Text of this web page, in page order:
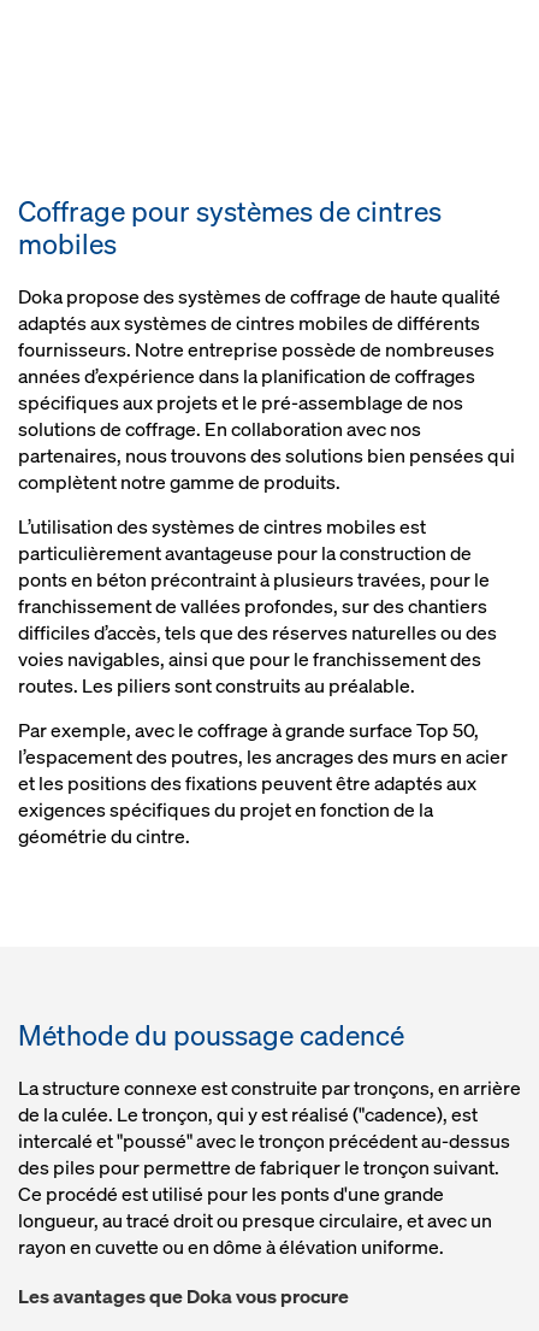
Coffrage pour systèmes de cintres
mobiles
Doka propose des systèmes de coffrage de haute qualité
adaptés aux systèmes de cintres mobiles de différents
fournisseurs. Notre entreprise possède de nombreuses
années d’expérience dans la planification de coffrages
spécifiques aux projets et le pré-assemblage de nos
solutions de coffrage. En collaboration avec nos
partenaires, nous trouvons des solutions bien pensées qui
complètent notre gamme de produits.
L’utilisation des systèmes de cintres mobiles est
particulièrement avantageuse pour la construction de
ponts en béton précontraint à plusieurs travées, pour le
franchissement de vallées profondes, sur des chantiers
difficiles d’accès, tels que des réserves naturelles ou des
voies navigables, ainsi que pour le franchissement des
routes. Les piliers sont construits au préalable.
Par exemple, avec le coffrage à grande surface Top 50,
l’espacement des poutres, les ancrages des murs en acier
et les positions des fixations peuvent être adaptés aux
exigences spécifiques du projet en fonction de la
géométrie du cintre.
Méthode du poussage cadencé
La structure connexe est construite par tronçons, en arrière
de la culée. Le tronçon, qui y est réalisé ("cadence), est
intercalé et "poussé" avec le tronçon précédent au-dessus
des piles pour permettre de fabriquer le tronçon suivant.
Ce procédé est utilisé pour les ponts d'une grande
longueur, au tracé droit ou presque circulaire, et avec un
rayon en cuvette ou en dôme à élévation uniforme.
Les avantages que Doka vous procure